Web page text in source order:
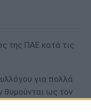
της ΠΑΕ κατά τις
για πολλά
θυμούνται ως τον
σε ένα